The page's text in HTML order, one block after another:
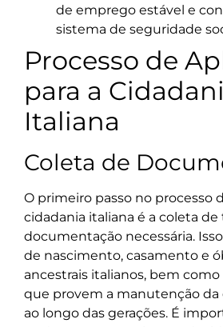
de emprego estável e
sistema de seguridade
Processo de
para a
Italiana
Coleta de
O primeiro passo no processo
cidadania italiana é a coleta de
documentação necessária.
de nascimento, casamento e
ancestrais italianos, bem
que provem a manutenção da
ao longo das gerações. É